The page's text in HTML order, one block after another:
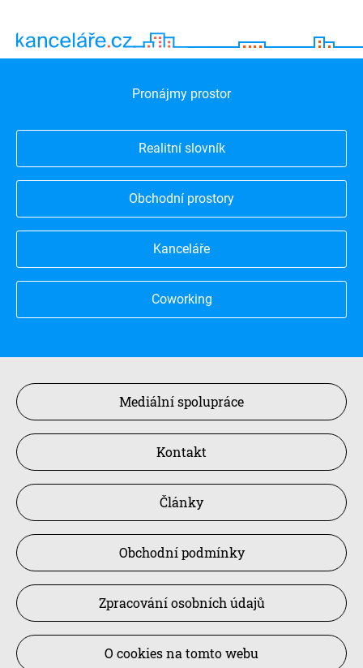
Pronájmy prostor
Realitní slovník
Obchodní prostory
Kanceláře
Coworking
Mediální spolupráce
Kontakt
Články
Obchodní podmínky
Zpracování osobních údajů
O cookies na tomto webu